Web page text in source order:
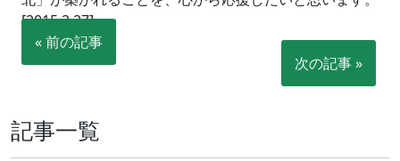
[2015.2.27]
« 前の記事
次の記事 »
記事一覧